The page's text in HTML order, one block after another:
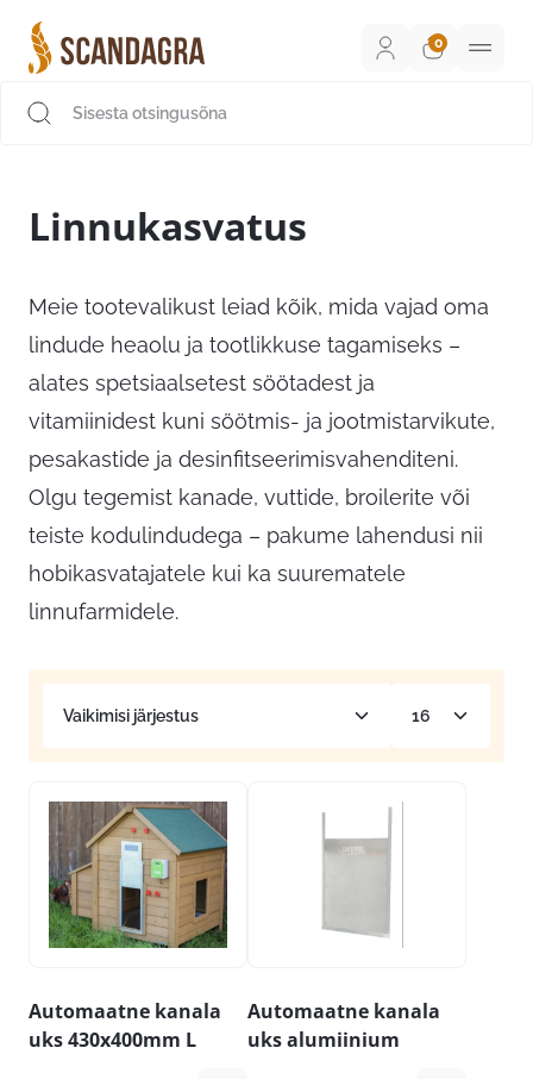
sisu
juurde
Linnukasvatus
Meie tootevalikust leiad kõik, mida vajad oma
lindude heaolu ja tootlikkuse tagamiseks –
alates spetsiaalsetest söötadest ja
vitamiinidest kuni söötmis- ja jootmistarvikute,
pesakastide ja desinfitseerimisvahenditeni.
Olgu tegemist kanade, vuttide, broilerite või
teiste kodulindudega – pakume lahendusi nii
hobikasvatajatele kui ka suurematele
linnufarmidele.
Automaatne kanala
uks 430x400mm L
Automaatne kanala
uks alumiinium